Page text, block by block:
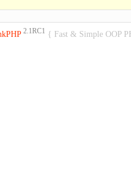
2.1RC1 { Fast & Simple OOP